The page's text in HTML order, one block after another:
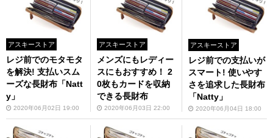
アスキーストア
レジ前でのモタモタ
を解決! 支払いスム
ーズな長財布「Natt
y」
2020年06月02日 19:00
アスキーストア
メンズにもレディー
スにもおすすめ！ 2
0枚もカードを収納
できる長財布
2020年06月03日 22:00
アスキーストア
レジ前での支払いが
スマート! 使いやす
さを追求した長財布
「Natty」
2020年06月04日 18:00